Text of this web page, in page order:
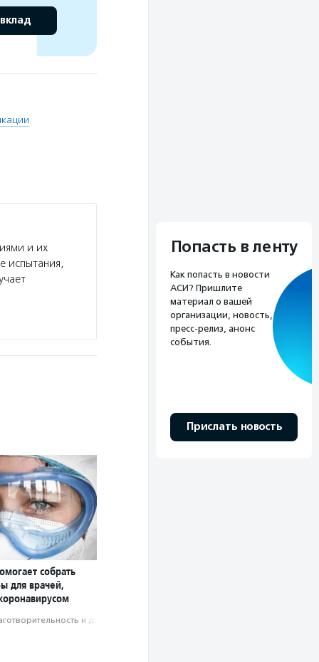
и их
испытания,
собрать
для врачей,
и доброволь­чест­во
Попасть в ленту
Как попасть в новости
АСИ? Пришлите
материал о вашей
организации, новость,
пресс-релиз, анонс
события.
Прислать новость